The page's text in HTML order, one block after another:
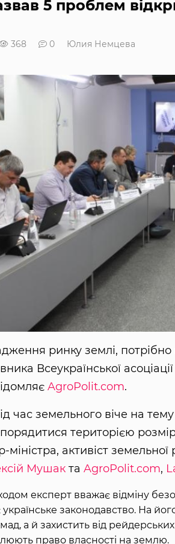
5 проблем
368 0 Юлия Немцева
ринку землі,
Всеукраїнської
AgroPolit.com.
час земельного віче на
територією
міністра, активіст
Мушак та AgroPolit.com,
експерт вважає відміну
законодавство. На
а й захистить від
право власності на землю.